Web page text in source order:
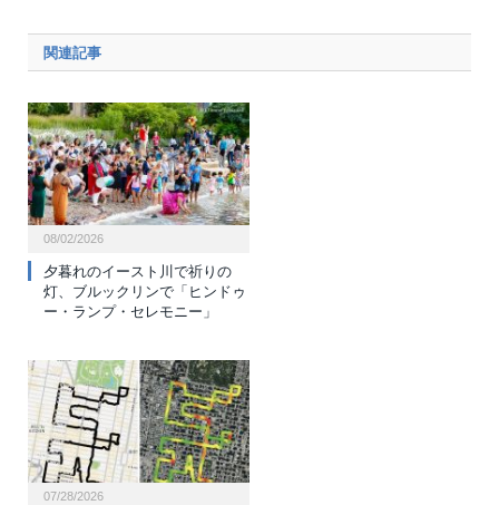
関連記事
08/02/2026
夕暮れのイースト川で祈りの
灯、ブルックリンで「ヒンドゥ
ー・ランプ・セレモニー」
07/28/2026